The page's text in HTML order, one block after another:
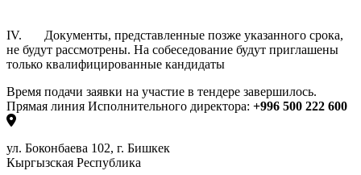
IV.
Документы, представленные позже указанного срока,
не будут рассмотрены. На собеседование будут приглашены
только квалифицированные кандидаты
Время подачи заявки на участие в тендере завершилось.
Прямая линия Исполнительного директора: +996 500 222 600
ул. Боконбаева 102, г. Бишкек
Кыргызская Республика